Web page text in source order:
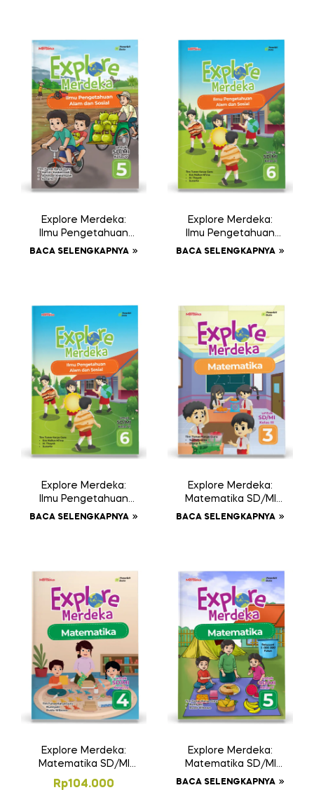
Explore Merdeka:
Ilmu Pengetahuan
Alam dan Sosial
BACA SELENGKAPNYA
Explore Merdeka:
Ilmu Pengetahuan
Alam dan Sosial
BACA SELENGKAPNYA
Explore Merdeka:
Ilmu Pengetahuan
Alam dan Sosial
BACA SELENGKAPNYA
Explore Merdeka:
Matematika SD/MI
Kelas III
BACA SELENGKAPNYA
Explore Merdeka:
Matematika SD/MI
Kelas IV
Rp104.000
Explore Merdeka:
Matematika SD/MI
Kelas V
BACA SELENGKAPNYA